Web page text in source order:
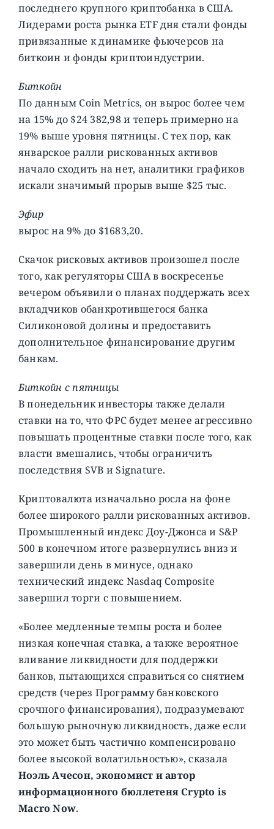
последнего крупного криптобанка в США.
Лидерами роста рынка ETF дня стали фонды
привязанные к динамике фьючерсов на
биткоин и фонды криптоиндустрии.
Биткойн
По данным Coin Metrics, он вырос более чем
на 15% до $24 382,98 и теперь примерно на
19% выше уровня пятницы. С тех пор, как
январское ралли рискованных активов
начало сходить на нет, аналитики графиков
искали значимый прорыв выше $25 тыс.
Эфир
вырос на 9% до $1683,20.
Скачок рисковых активов произошел после
того, как регуляторы США в воскресенье
вечером объявили о планах поддержать всех
вкладчиков обанкротившегося банка
Силиконовой долины и предоставить
дополнительное финансирование другим
банкам.
Биткойн с пятницы
В понедельник инвесторы также делали
ставки на то, что ФРС будет менее агрессивно
повышать процентные ставки после того, как
власти вмешались, чтобы ограничить
последствия SVB и Signature.
Криптовалюта изначально росла на фоне
более широкого ралли рискованных активов.
Промышленный индекс Доу-Джонса и S&P
500 в конечном итоге развернулись вниз и
завершили день в минусе, однако
технический индекс Nasdaq Composite
завершил торги с повышением.
«Более медленные темпы роста и более
низкая конечная ставка, а также вероятное
вливание ликвидности для поддержки
банков, пытающихся справиться со снятием
средств (через Программу банковского
срочного финансирования), подразумевают
большую рыночную ликвидность, даже если
это может быть частично компенсировано
более высокой волатильностью», сказала
Ноэль Ачесон, экономист и автор
информационного бюллетеня Crypto is
Macro Now.